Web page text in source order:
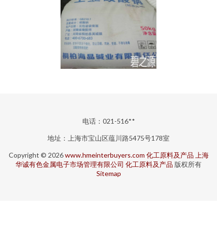
电话：021-516**
地址：上海市宝山区蕴川路5475号178室
Copyright © 2026www.hmeinterbuyers.com 化工原料及产品 上海
华诚有色金属电子市场管理有限公司 化工原料及产品 版权所有
Sitemap